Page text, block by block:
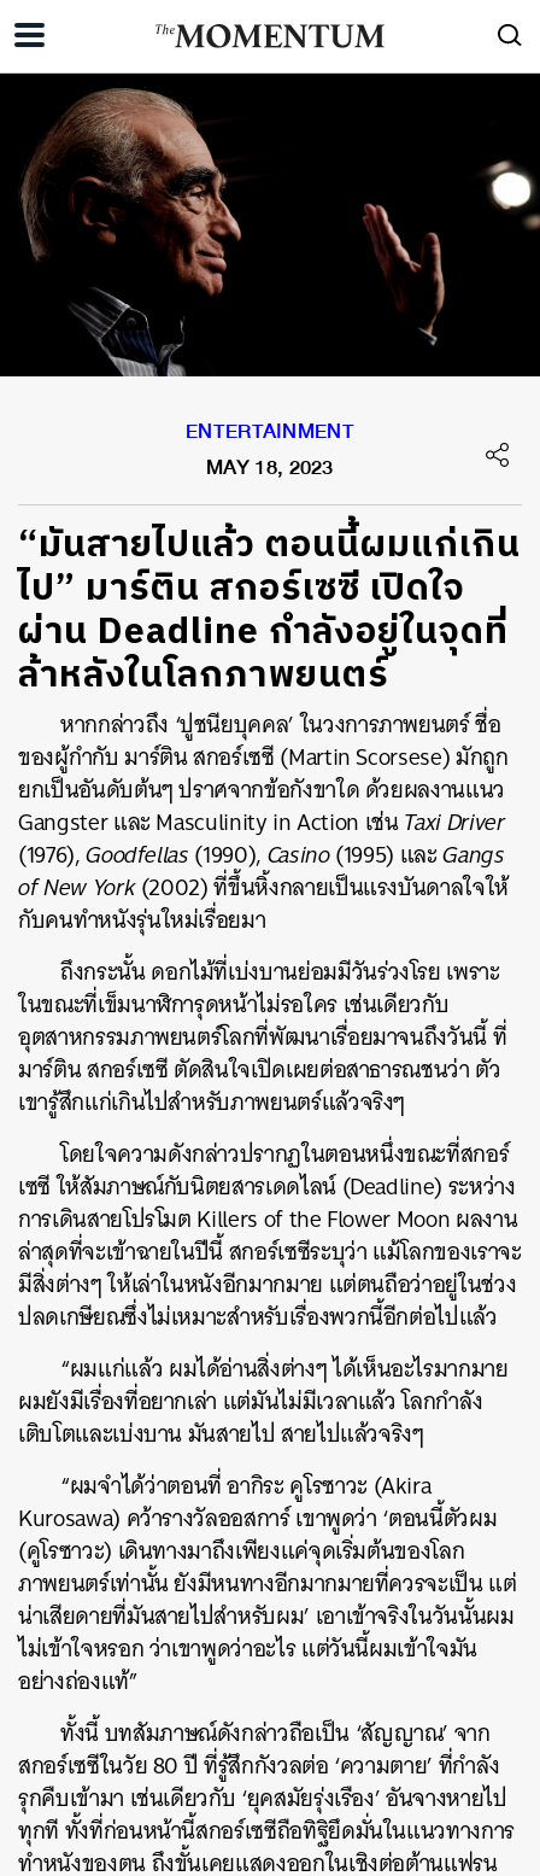
ENTERTAINMENT
MAY 18, 2023
“มันสายไปแล้ว ตอนนี้ผมแก่เกิน
ไป” มาร์ติน สกอร์เซซี เปิดใจ
ผ่าน Deadline กำลังอยู่ในจุดที่
ล้าหลังในโลกภาพยนตร์
หากกล่าวถึง ‘ปูชนียบุคคล’ ในวงการภาพยนตร์ ชื่อ
ของผู้กำกับ มาร์ติน สกอร์เซซี (Martin Scorsese) มักถูก
ยกเป็นอันดับต้นๆ ปราศจากข้อกังขาใด ด้วยผลงานแนว
Gangster และ Masculinity in Action เช่นTaxi Driver
(1976),Goodfellas(1990),Casino(1995) และGangs
of New York(2002) ที่ขึ้นหิ้งกลายเป็นแรงบันดาลใจให้
กับคนทำหนังรุ่นใหม่เรื่อยมา
ถึงกระนั้น ดอกไม้ที่เบ่งบานย่อมมีวันร่วงโรย เพราะ
ในขณะที่เข็มนาฬิการุดหน้าไม่รอใคร เช่นเดียวกับ
อุตสาหกรรมภาพยนตร์โลกที่พัฒนาเรื่อยมาจนถึงวันนี้ ที่
มาร์ติน สกอร์เซซี ตัดสินใจเปิดเผยต่อสาธารณชนว่า ตัว
เขารู้สึกแก่เกินไปสำหรับภาพยนตร์แล้วจริงๆ
โดยใจความดังกล่าวปรากฏในตอนหนึ่งขณะที่สกอร์
เซซี ให้สัมภาษณ์กับนิตยสารเดดไลน์ (Deadline) ระหว่าง
การเดินสายโปรโมต Killers of the Flower Moon ผลงาน
ล่าสุดที่จะเข้าฉายในปีนี้ สกอร์เซซีระบุว่า แม้โลกของเราจะ
มีสิ่งต่างๆ ให้เล่าในหนังอีกมากมาย แต่ตนถือว่าอยู่ในช่วง
ปลดเกษียณซึ่งไม่เหมาะสำหรับเรื่องพวกนี้อีกต่อไปแล้ว
“ผมแก่แล้ว ผมได้อ่านสิ่งต่างๆ ได้เห็นอะไรมากมาย
ผมยังมีเรื่องที่อยากเล่า แต่มันไม่มีเวลาแล้ว โลกกำลัง
เติบโตและเบ่งบาน มันสายไป สายไปแล้วจริงๆ
“ผมจำได้ว่าตอนที่ อากิระ คูโรซาวะ (Akira
Kurosawa) คว้ารางวัลออสการ์ เขาพูดว่า ‘ตอนนี้ตัวผม
(คูโรซาวะ) เดินทางมาถึงเพียงแค่จุดเริ่มต้นของโลก
ภาพยนตร์เท่านั้น ยังมีหนทางอีกมากมายที่ควรจะเป็น แต่
น่าเสียดายที่มันสายไปสำหรับผม’ เอาเข้าจริงในวันนั้นผม
ไม่เข้าใจหรอก ว่าเขาพูดว่าอะไร แต่วันนี้ผมเข้าใจมัน
อย่างถ่องแท้”
ทั้งนี้ บทสัมภาษณ์ดังกล่าวถือเป็น ‘สัญญาณ’ จาก
สกอร์เซซีในวัย 80 ปี ที่รู้สึกกังวลต่อ ‘ความตาย’ ที่กำลัง
รุกคืบเข้ามา เช่นเดียวกับ ‘ยุคสมัยรุ่งเรือง’ อันจางหายไป
ทุกที ทั้งที่ก่อนหน้านี้สกอร์เซซีถือทิฐิยึดมั่นในแนวทางการ
ทำหนังของตน ถึงขั้นเคยแสดงออกในเชิงต่อต้านแฟรน